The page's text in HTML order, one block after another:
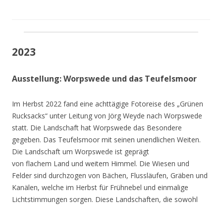
2023
Ausstellung: Worpswede und das Teufelsmoor
Im Herbst 2022 fand eine achttägige Fotoreise des „Grünen
Rucksacks“ unter Leitung von Jörg Weyde nach Worpswede
statt. Die Landschaft hat Worpswede das Besondere
gegeben. Das Teufelsmoor mit seinen unendlichen Weiten.
Die Landschaft um Worpswede ist geprägt
von flachem Land und weitem Himmel. Die Wiesen und
Felder sind durchzogen von Bächen, Flussläufen, Gräben und
Kanälen, welche im Herbst für Frühnebel und einmalige
Lichtstimmungen sorgen. Diese Landschaften, die sowohl